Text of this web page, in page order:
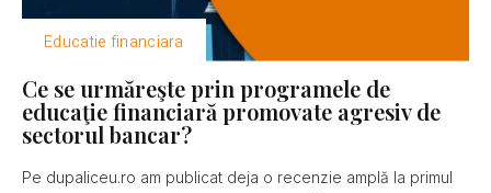
Educatie financiara
Ce se urmăreşte prin programele de
educaţie financiară promovate agresiv de
sectorul bancar?
Pe dupaliceu.ro am publicat deja o recenzie amplă la primul